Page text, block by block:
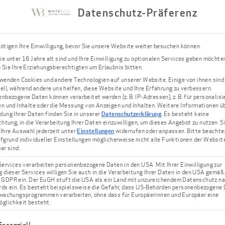
Um bestmöglich für Sie
zu können, suchen wir
auch in Sachen
Datenschutz-Präferenz
Ihre Einwilligung, bevor Sie unsere Website weiter besuchen können.
unter 16 Jahre alt sind und Ihre Einwilligung zu optionalen Services geben
Sie Ihre Erziehungsberechtigten um Erlaubnis bitten.
Cookies und andere Technologien auf unserer Website. Einige von ihnen sind
während andere uns helfen, diese Website und Ihre Erfahrung zu verbessern.
Daten können verarbeitet werden (z. B. IP-Adressen), z. B. für
und Inhalte oder die Messung von Anzeigen und Inhalten.Weitere Informationen
Ihrer Daten finden Sie in unsererDatenschutzerklärung. Es besteht keine
in die Verarbeitung Ihrer Daten einzuwilligen, um dieses Angebot zu nutzen.
Auswahl jederzeit unterEinstellungenwiderrufen oder anpassen.Bitte
individueller Einstellungen möglicherweise nicht alle Funktionen der
sind.
verarbeiten personenbezogene Daten in den USA. Mit Ihrer Einwilligung zur
dieser Services willigen Sie auch in die Verarbeitung Ihrer Daten in den USA
ein. Der EuGH stuft die USA als ein Land mit unzureichendem Datenschutz
ein. Es besteht beispielsweise die Gefahr, dass US-Behörden personenbezogene
verarbeiten, ohne dass für Europäerinnen und Europäer eine
besteht.
eine Liste der Service-Gruppen, für die eine Einwilligung